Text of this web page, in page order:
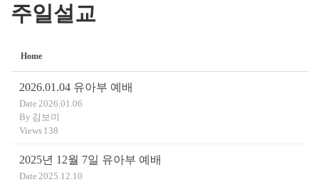
주일설교
Home
2026.01.04 유아부 예배
Date 2026.01.06
By 김보미
Views 138
2025년 12월 7일 유아부 예배
Date 2025.12.10